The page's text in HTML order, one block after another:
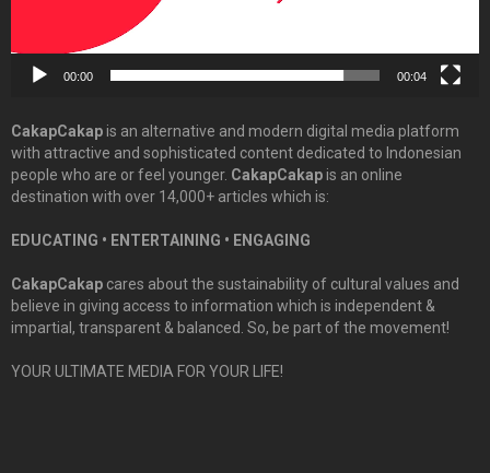
00:00 00:04
CakapCakapis an alternative and modern digital media platform
with attractive and sophisticated content dedicated to Indonesian
people who are or feel younger. CakapCakapis an online
destination with over 14,000+ articles which is:
EDUCATING • ENTERTAINING • ENGAGING
CakapCakap cares about the sustainability of cultural values and
believe in giving access to information which is independent &
impartial, transparent & balanced. So, be part of the movement!
YOUR ULTIMATE MEDIA FOR YOUR LIFE!